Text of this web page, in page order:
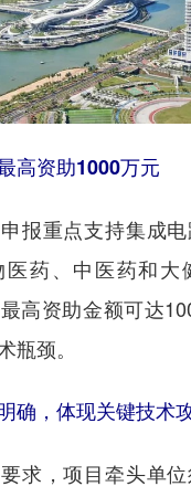
高资助1000万元
重点支持集成电
药、中医药和大
高资助金额可达
瓶颈。
确，体现关键技术
，项目牵头单位